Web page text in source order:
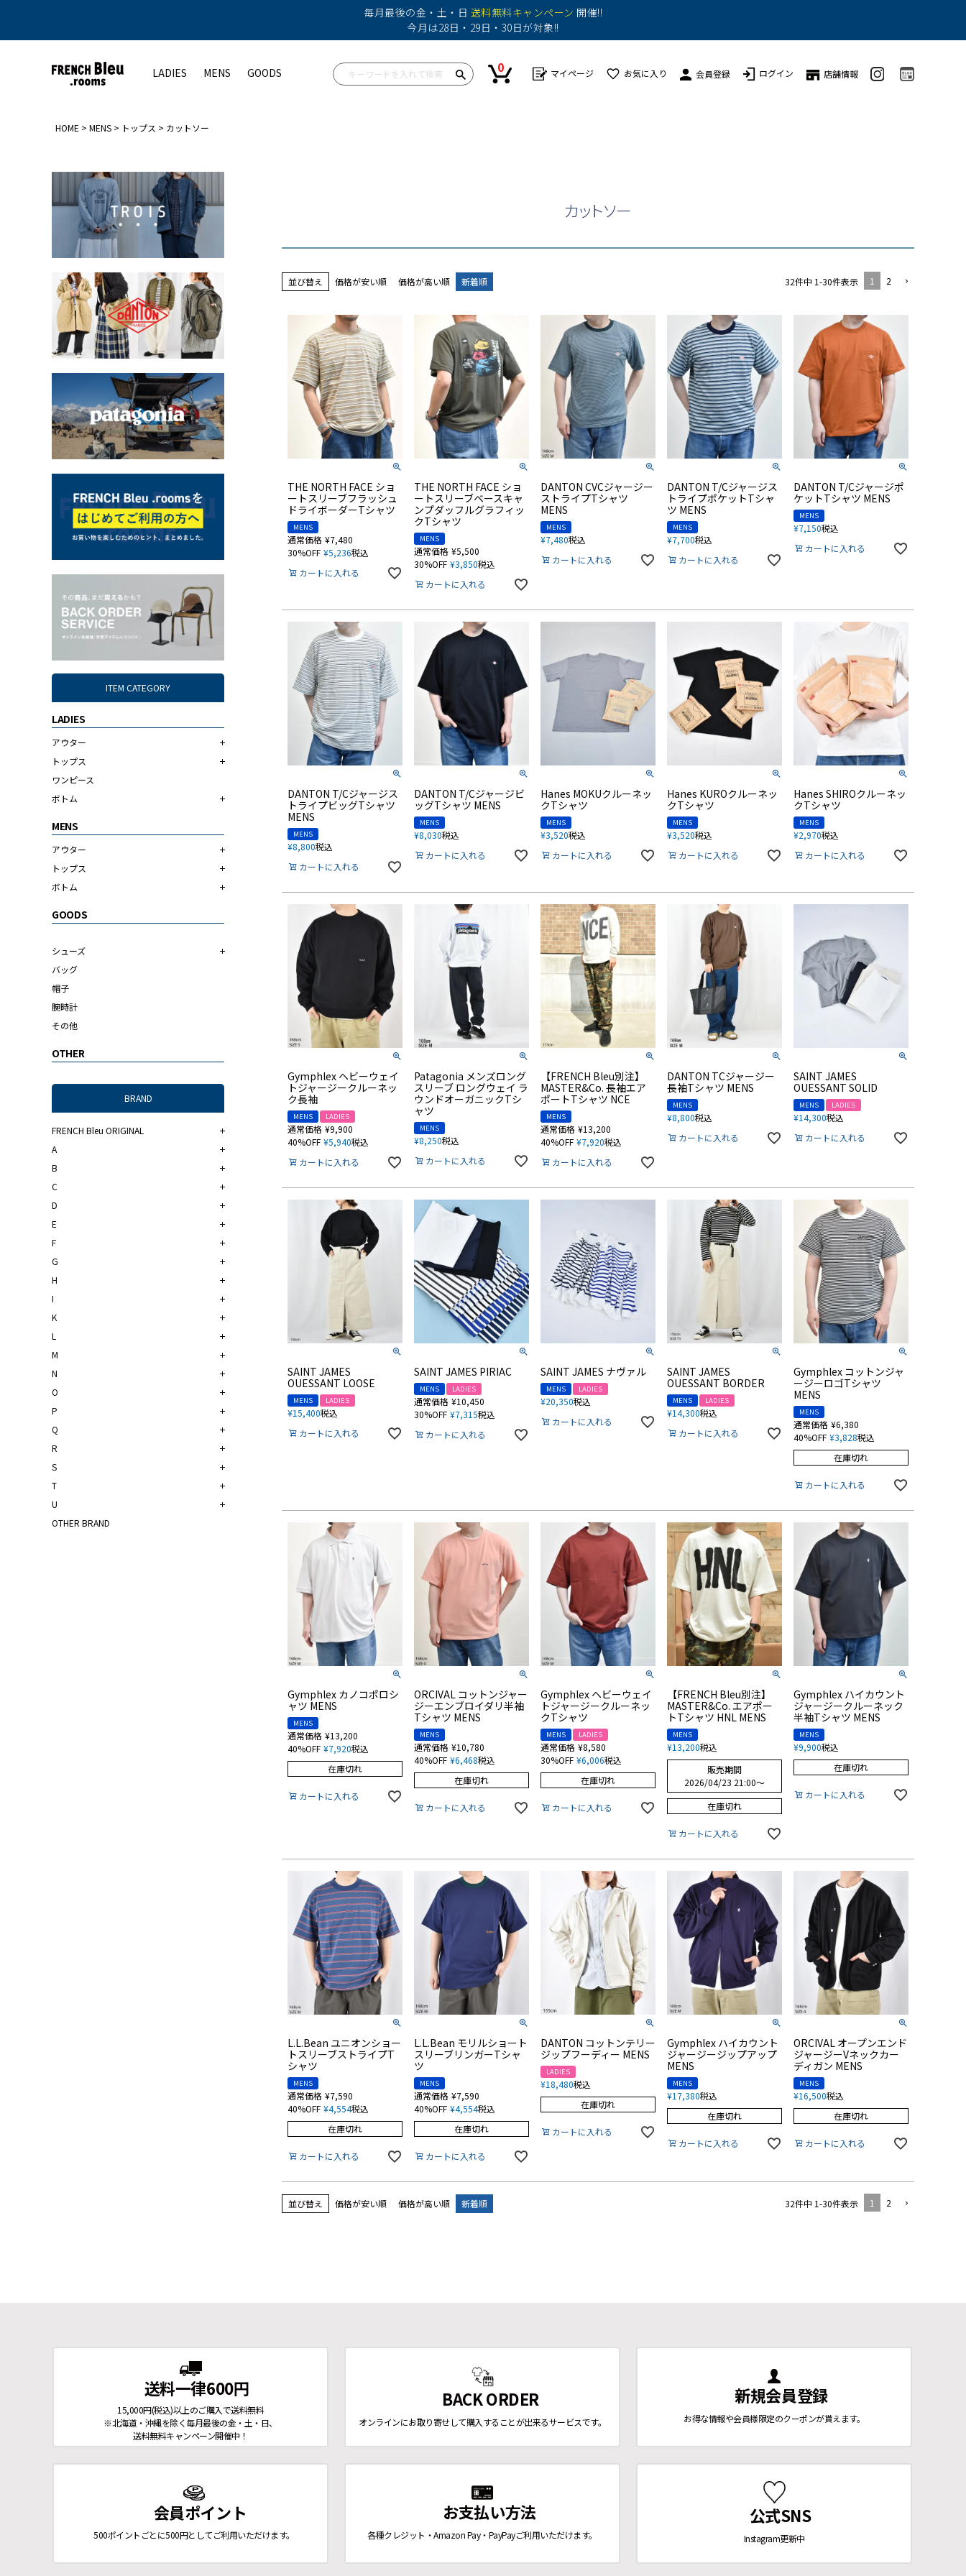
毎月最後の金・土・日 送料無料キャンペーン 開催!!
今月は28日・29日・30日が対象!!
LADIES
アウター
ジャケット
ベスト
その他
MENS GOODS 0 マイページ お気に入り 会員登録 ログイン 店舗情報
HOME MENS トップス カットソー
ITEM CATEGORY
LADIES
アウター
トップス
ワンピース
ボトム
MENS
アウター
トップス
ボトム
GOODS
シューズ
バッグ
帽子
腕時計
その他
OTHER
BRAND
FRENCH Bleu ORIGINAL
A
B
C
D
E
F
G
H
I
K
L
M
N
O
P
Q
R
S
T
U
OTHER BRAND
カットソー
並び替え 価格が安い順 価格が高い順 新着順 32件中 1-30件表示 1 2
THE NORTH FACE ショ
ートスリーブフラッシュ
ドライボーダーTシャツ
MENS
通常価格 ¥7,480
30%OFF ¥5,236税込
カートに入れる
THE NORTH FACE ショ
ートスリーブベースキャ
ンプダッフルグラフィッ
クTシャツ
MENS
通常価格 ¥5,500
30%OFF ¥3,850税込
カートに入れる
DANTON CVCジャージー
ストライプTシャツ
MENS
MENS
¥7,480税込
カートに入れる
DANTON T/Cジャージス
トライプポケットTシャ
ツ MENS
MENS
¥7,700税込
カートに入れる
DANTON T/Cジャージポ
ケットTシャツ MENS
MENS
¥7,150税込
カートに入れる
DANTON T/Cジャージス
トライプビッグTシャツ
MENS
MENS
¥8,800税込
カートに入れる
DANTON T/Cジャージビ
ッグTシャツ MENS
MENS
¥8,030税込
カートに入れる
Hanes MOKUクルーネッ
クTシャツ
MENS
¥3,520税込
カートに入れる
Hanes KUROクルーネッ
クTシャツ
MENS
¥3,520税込
カートに入れる
Hanes SHIROクルーネッ
クTシャツ
MENS
¥2,970税込
カートに入れる
Gymphlex ヘビーウェイ
トジャージークルーネッ
ク長袖
MENS LADIES
通常価格 ¥9,900
40%OFF ¥5,940税込
カートに入れる
Patagonia メンズロング
スリーブ ロングウェイ ラ
ウンドオーガニックTシ
ャツ
MENS
¥8,250税込
カートに入れる
【FRENCH Bleu別注】
MASTER&Co. 長袖エア
ポートTシャツ NCE
MENS
通常価格 ¥13,200
40%OFF ¥7,920税込
カートに入れる
DANTON TCジャージー
長袖Tシャツ MENS
MENS
¥8,800税込
カートに入れる
SAINT JAMES
OUESSANT SOLID
MENS LADIES
¥14,300税込
カートに入れる
SAINT JAMES
OUESSANT LOOSE
MENS LADIES
¥15,400税込
カートに入れる
SAINT JAMES PIRIAC
MENS LADIES
通常価格 ¥10,450
30%OFF ¥7,315税込
カートに入れる
SAINT JAMES ナヴァル
MENS LADIES
¥20,350税込
カートに入れる
SAINT JAMES
OUESSANT BORDER
MENS LADIES
¥14,300税込
カートに入れる
Gymphlex コットンジャ
ージーロゴTシャツ
MENS
MENS
通常価格 ¥6,380
40%OFF ¥3,828税込
在庫切れ
カートに入れる
Gymphlex カノコポロシ
ャツ MENS
MENS
通常価格 ¥13,200
40%OFF ¥7,920税込
在庫切れ
カートに入れる
ORCIVAL コットンジャー
ジーエンブロイダリ半袖
Tシャツ MENS
MENS
通常価格 ¥10,780
40%OFF ¥6,468税込
在庫切れ
カートに入れる
Gymphlex ヘビーウェイ
トジャージークルーネッ
クTシャツ
MENS LADIES
通常価格 ¥8,580
30%OFF ¥6,006税込
在庫切れ
カートに入れる
【FRENCH Bleu別注】
MASTER&Co. エアポー
トTシャツ HNL MENS
MENS
¥13,200税込
販売期間
2026/04/23 21:00〜
在庫切れ
カートに入れる
Gymphlex ハイカウント
ジャージークルーネック
半袖Tシャツ MENS
MENS
¥9,900税込
在庫切れ
カートに入れる
L.L.Bean ユニオンショー
トスリーブストライプT
シャツ
MENS
通常価格 ¥7,590
40%OFF ¥4,554税込
在庫切れ
カートに入れる
L.L.Bean モリルショート
スリーブリンガーTシャ
ツ
MENS
通常価格 ¥7,590
40%OFF ¥4,554税込
在庫切れ
カートに入れる
DANTON コットンテリー
ジップフーディー MENS
LADIES
¥18,480税込
在庫切れ
カートに入れる
Gymphlex ハイカウント
ジャージージップアップ
MENS
MENS
¥17,380税込
在庫切れ
カートに入れる
ORCIVAL オープンエンド
ジャージーVネックカー
ディガン MENS
MENS
¥16,500税込
在庫切れ
カートに入れる
並び替え 価格が安い順 価格が高い順 新着順 32件中 1-30件表示 1 2
送料一律600円
15,000円(税込)以上のご購入で送料無料
※北海道・沖縄を除く毎月最後の金・土・日、
送料無料キャンペーン開催中！
BACK ORDER
オンラインにお取り寄せして購入することが出来るサービスです。
新規会員登録
お得な情報や会員様限定のクーポンが貰えます。
会員ポイント
500ポイントごとに500円としてご利用いただけます。
お支払い方法
各種クレジット・Amazon Pay・PayPayご利用いただけます。
公式SNS
Instagram更新中